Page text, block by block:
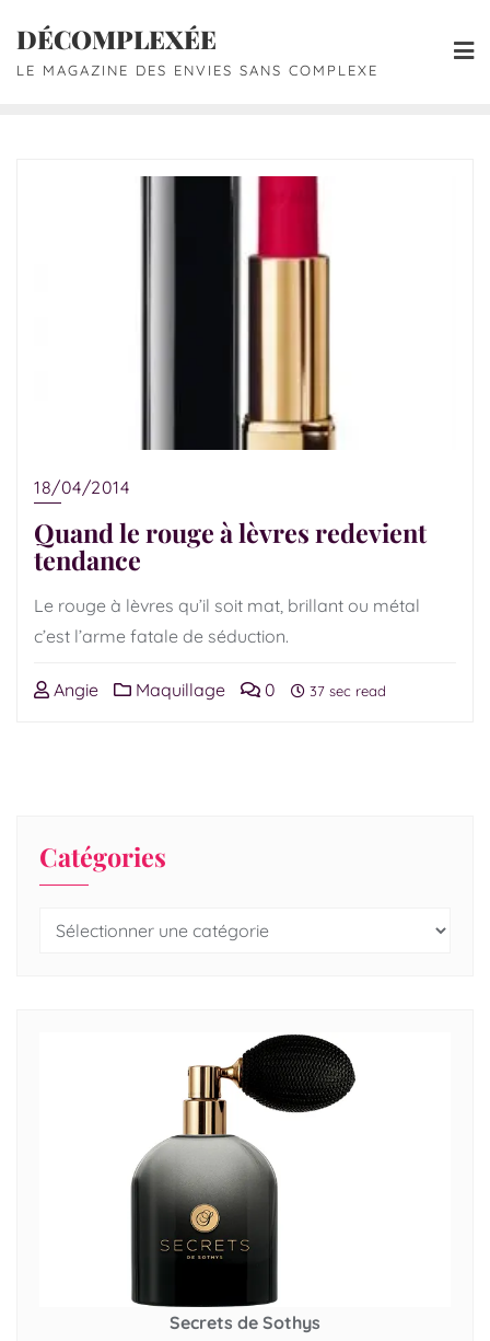
DÉCOMPLEXÉE
LE MAGAZINE DES ENVIES SANS COMPLEXE
18/04/2014
Quand le rouge à lèvres redevient
tendance
Le rouge à lèvres qu’il soit mat, brillant ou métal
c’est l’arme fatale de séduction.
Angie Maquillage 0 37 sec read
Catégories
Secrets de Sothys